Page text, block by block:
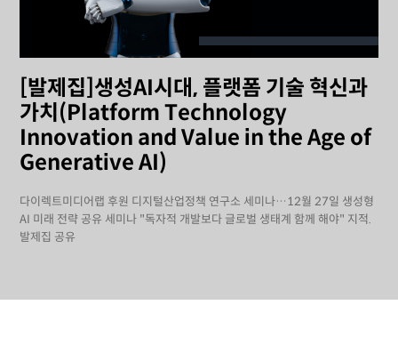
[발제집]생성AI시대, 플랫폼 기술 혁신과
가치(Platform Technology
Innovation and Value in the Age of
Generative AI)
다이렉트미디어랩 후원 디지털산업정책 연구소 세미나…12월 27일 생성형
AI 미래 전략 공유 세미나 "독자적 개발보다 글로벌 생태계 함께 해야" 지적.
발제집 공유